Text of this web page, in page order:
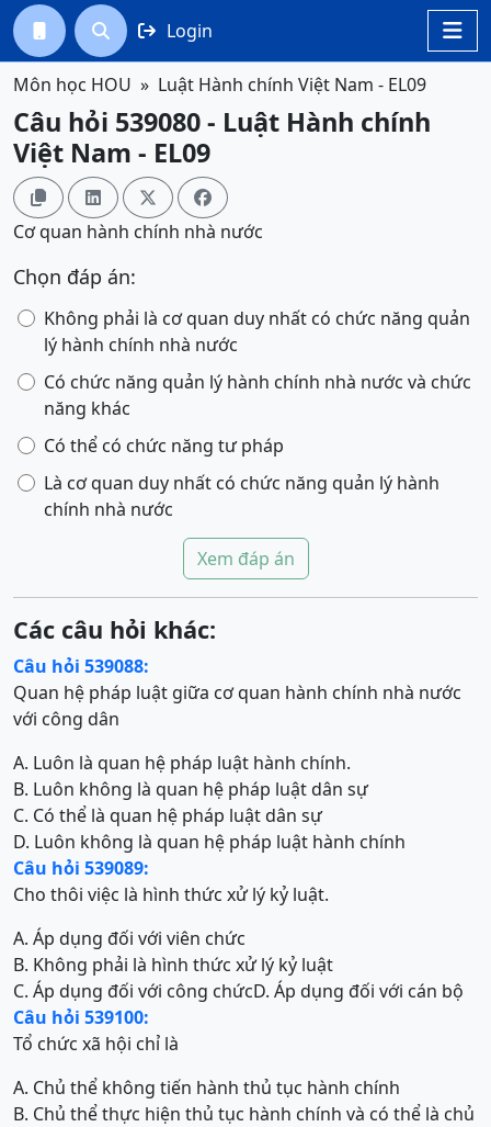

  Login
Môn học HOU Luật Hành chính Việt Nam - EL09
Câu hỏi 539080 - Luật Hành chính
Việt Nam - EL09
   
Cơ quan hành chính nhà nước
Chọn đáp án:
Không phải là cơ quan duy nhất có chức năng quản
lý hành chính nhà nước
Có chức năng quản lý hành chính nhà nước và chức
năng khác
Có thể có chức năng tư pháp
Là cơ quan duy nhất có chức năng quản lý hành
chính nhà nước
Xem đáp án
Các câu hỏi khác:
Câu hỏi 539088:
Quan hệ pháp luật giữa cơ quan hành chính nhà nước
với công dân
A. Luôn là quan hệ pháp luật hành chính.
B. Luôn không là quan hệ pháp luật dân sự
C. Có thể là quan hệ pháp luật dân sự
D. Luôn không là quan hệ pháp luật hành chính
Câu hỏi 539089:
Cho thôi việc là hình thức xử lý kỷ luật.
A. Áp dụng đối với viên chức
B. Không phải là hình thức xử lý kỷ luật
C. Áp dụng đối với công chứcD. Áp dụng đối với cán bộ
Câu hỏi 539100:
Tổ chức xã hội chỉ là
A. Chủ thể không tiến hành thủ tục hành chính
B. Chủ thể thực hiện thủ tục hành chính và có thể là chủ